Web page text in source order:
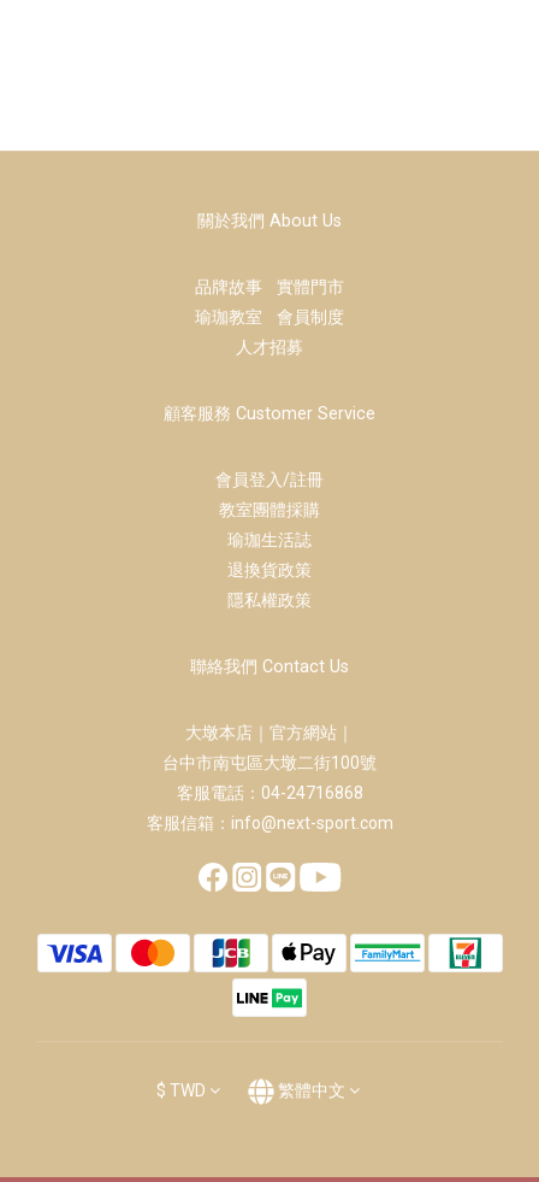
關於我們 About Us
品牌故事 實體門市
瑜珈教室 會員制度
人才招募
顧客服務 Customer Service
會員登入/註冊
教室團體採購
瑜珈生活誌
退換貨政策
隱私權政策
聯絡我們 Contact Us
大墩本店｜官方網站｜
台中市南屯區大墩二街100號
客服電話：04-24716868
客服信箱：info@next-sport.com
$ TWD 繁體中文